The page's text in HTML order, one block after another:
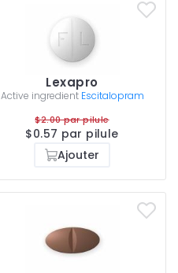
Lexapro
Active ingredient Escitalopram
$2.00 par pilule
$0.57 par pilule
Ajouter